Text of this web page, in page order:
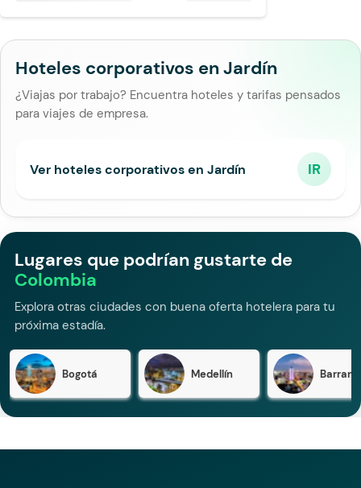
Hoteles corporativos en Jardín
¿Viajas por trabajo? Encuentra hoteles y tarifas pensados
para viajes de empresa.
Ver hoteles corporativos en Jardín IR
Lugares que podrían gustarte de
Colombia
Explora otras ciudades con buena oferta hotelera para tu
próxima estadía.
Bogotá Medellín